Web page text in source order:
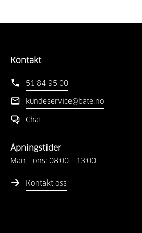
Kontakt
51 84 95 00
kundeservice@bate.no
Chat
Åpningstider
Man - ons: 08:00 - 13:00
Kontakt oss